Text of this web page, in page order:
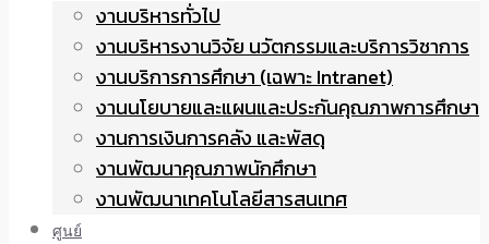
งานบริหารทั่วไป
งานบริหารงานวิจัย นวัตกรรมและบริการวิชาการ
งานบริการการศึกษา (เฉพาะ Intranet)
งานนโยบายและแผนและประกันคุณภาพการศึกษา
งานการเงินการคลัง และพัสดุ
งานพัฒนาคุณภาพนักศึกษา
งานพัฒนาเทคโนโลยีสารสนเทศ
ศูนย์